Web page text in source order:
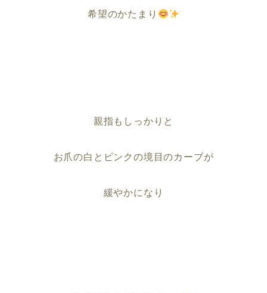
希望のかたまり
親指もしっかりと
お爪の白とピンクの境目のカーブが
緩やかになり